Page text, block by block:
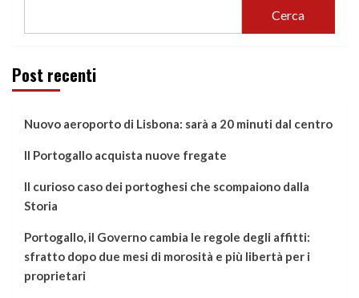
Cerca
Post recenti
Nuovo aeroporto di Lisbona: sarà a 20 minuti dal centro
Il Portogallo acquista nuove fregate
Il curioso caso dei portoghesi che scompaiono dalla
Storia
Portogallo, il Governo cambia le regole degli affitti:
sfratto dopo due mesi di morosità e più libertà per i
proprietari